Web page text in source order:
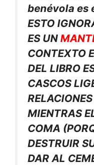
benévola es
ESTO
ES UN
CONTEXTO
DEL LIBRO
CASCOS
MIENTRAS
COMA
DESTRUIR
DAR AL